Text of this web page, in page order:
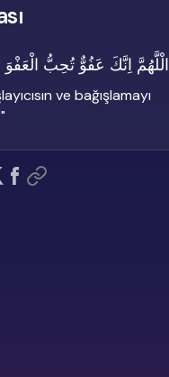
الْلَّهُمَّ اِنَّكَ عَفُوٌّ تُحِبُّ
ve bağışlamayı
"